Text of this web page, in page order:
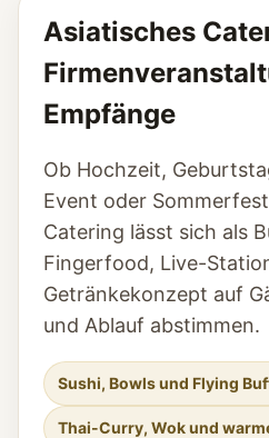
Asiatisches
Empfänge
Ob Hochzeit,
Event oder
Catering lässt sich als
Fingerfood, Live-
Getränkekonzept auf
und Ablauf abstimmen.
Sushi, Bowls und Flying
Thai-Curry, Wok und